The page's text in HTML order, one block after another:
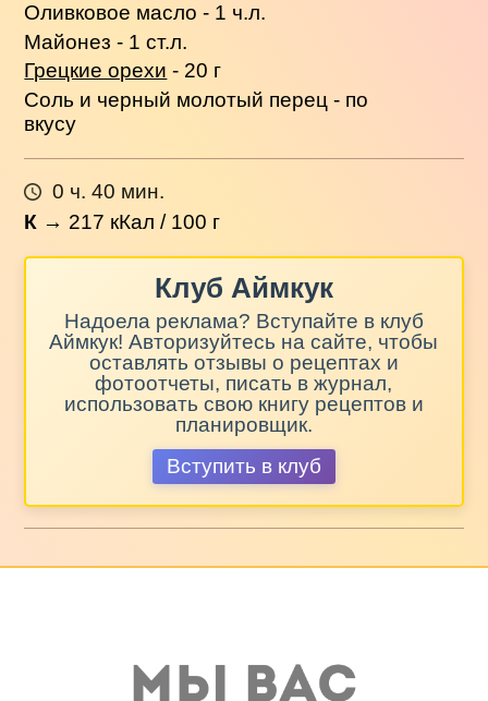
Оливковое масло - 1 ч.л.
Майонез - 1 ст.л.
Грецкие орехи - 20 г
Соль и черный молотый перец - по
вкусу
0 ч. 40 мин.
К → 217 кКал / 100 г
Клуб Аймкук
Надоела реклама? Вступайте в клуб
Аймкук! Авторизуйтесь на сайте, чтобы
оставлять отзывы о рецептах и
фотоотчеты, писать в журнал,
использовать свою книгу рецептов и
планировщик.
Вступить в клуб